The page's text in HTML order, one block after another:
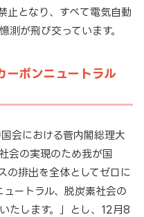
止となり、すべて電気自動
測が飛び交っています。
ーボンニュートラル
会における菅内閣総理大
会の実現のため我が国
排出を全体としてゼロに
ートラル、脱炭素社会の
たします。」とし、12月8